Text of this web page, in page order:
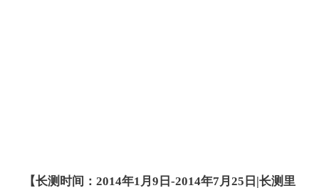
【长测时间：2014年1月9日-2014年7月25日|长测里